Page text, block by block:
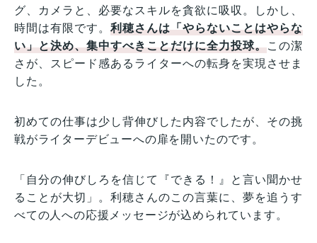
グ、カメラと、必要なスキルを貪欲に吸収。しかし、
時間は有限です。利穂さんは「やらないことはやらな
い」と決め、集中すべきことだけに全力投球。この潔
さが、スピード感あるライターへの転身を実現させま
した。
初めての仕事は少し背伸びした内容でしたが、その挑
戦がライターデビューへの扉を開いたのです。
「自分の伸びしろを信じて『できる！』と言い聞かせ
ることが大切」。利穂さんのこの言葉に、夢を追うす
べての人への応援メッセージが込められています。